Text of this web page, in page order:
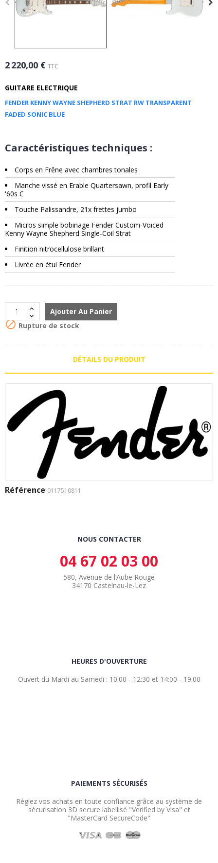
2 220,00 € TTC
GUITARE ELECTRIQUE
FENDER KENNY WAYNE SHEPHERD STRAT RW TRANSPARENT
FADED SONIC BLUE
Caractéristiques techniques :
Corps en Frêne avec chambres tonales
Manche vissé en Erable Quartersawn, profil Early
'60s C
Touche Palissandre, 21x frettes jumbo
Micros simple bobinage Fender Custom-Voiced
Kenny Wayne Shepherd Single-Coil Strat
Finition nitrocellulose brillant
Livrée en étui Fender
Ajouter Au Panier
 Rupture de stock
DÉTAILS DU PRODUIT
Référence 0117510811
NOUS CONTACTER
04 67 02 03 00
580, Avenue de l’Aube Rouge
34170 Castelnau-le-Lez
HEURES D'OUVERTURE
Ouvert du Mardi au Samedi : 10:00 - 12:30 et 14:00 - 19:00
PAIEMENTS SÉCURISÉS
Réglez vos achats en toute confiance grâce au système de
sécurisation 3D secure labellisé "Verified by Visa" et
"MasterCard SecureCode"